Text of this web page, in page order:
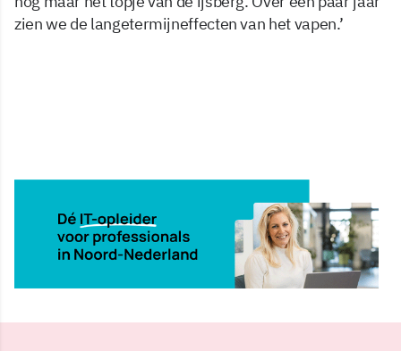
zien we de langetermijneffecten van het vapen.’
1 jun 2026, 16:50